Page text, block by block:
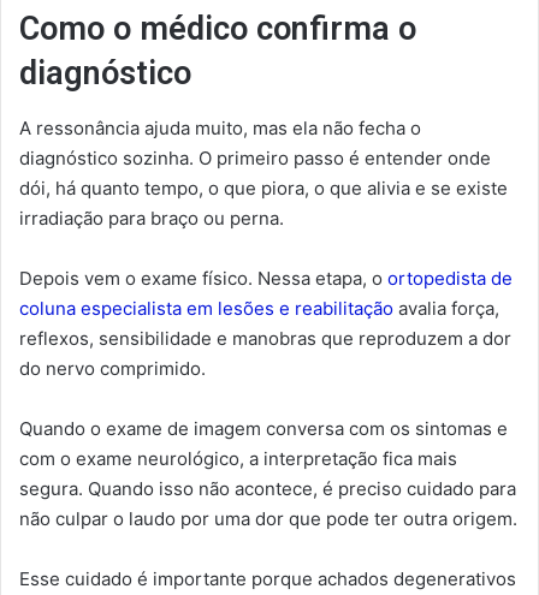
Como o médico confirma o
diagnóstico
A ressonância ajuda muito, mas ela não fecha o
diagnóstico sozinha. O primeiro passo é entender onde
dói, há quanto tempo, o que piora, o que alivia e se existe
irradiação para braço ou perna.
Depois vem o exame físico. Nessa etapa, o ortopedista de
coluna especialista em lesões e reabilitação avalia força,
reflexos, sensibilidade e manobras que reproduzem a dor
do nervo comprimido.
Quando o exame de imagem conversa com os sintomas e
com o exame neurológico, a interpretação fica mais
segura. Quando isso não acontece, é preciso cuidado para
não culpar o laudo por uma dor que pode ter outra origem.
Esse cuidado é importante porque achados degenerativos